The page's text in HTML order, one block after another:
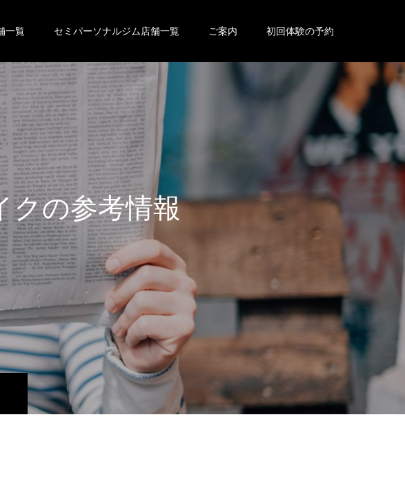
一覧 セミパーソナルジム店舗一覧 ご案内 初回体験の予約
クの参考情報